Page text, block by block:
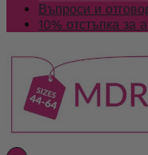
Въпроси и
10% отстъпка за